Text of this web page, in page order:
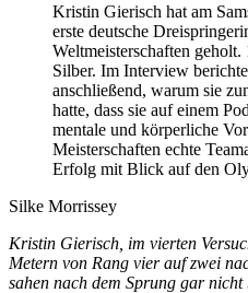
Kristin Gierisch hat am
erste deutsche
Weltmeisterschaften geholt.
Silber. Im Interview
anschließend, warum sie
hatte, dass sie auf einem
mentale und körperliche
Meisterschaften echte
Erfolg mit Blick auf den
Silke Morrissey
Kristin Gierisch, im vierten
Metern von Rang vier auf zwei
sahen nach dem Sprung gar